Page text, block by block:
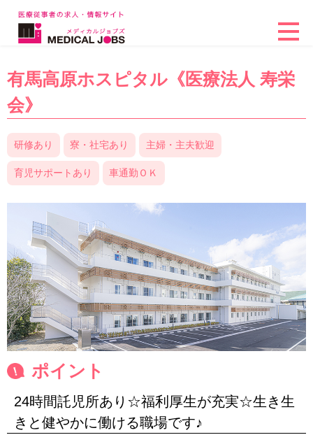
有馬高原ホスピタル《医療法人 寿栄
会》
研修あり 寮・社宅あり 主婦・主夫歓迎
育児サポートあり 車通勤ＯＫ
ポイント
24時間託児所あり☆福利厚生が充実☆生き生
きと健やかに働ける職場です♪